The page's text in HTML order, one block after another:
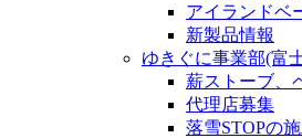
アイランドベ
新製品情報
ゆきぐに事業部(富
薪ストーブ、
代理店募集
落雪STOPの